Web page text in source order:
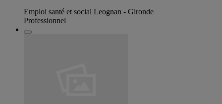
Emploi santé et social Leognan - Gironde
Professionnel